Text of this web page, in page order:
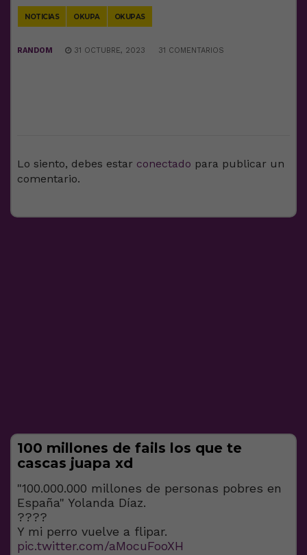
NOTICIAS OKUPA OKUPAS
RANDOM 31 OCTUBRE, 2023 31 COMENTARIOS
Lo siento, debes estar conectado para publicar un
comentario.
100 millones de fails los que te
cascas juapa xd
"100.000.000 millones de personas pobres en
España" Yolanda Díaz.
????
Y mi perro vuelve a flipar.
pic.twitter.com/aMocuFooXH